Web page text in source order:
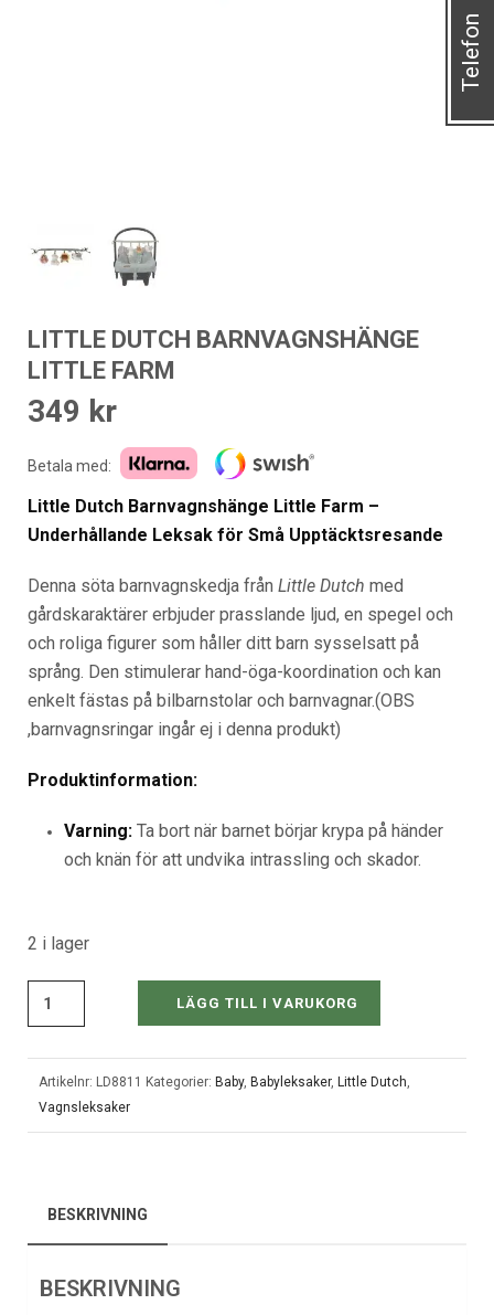
LITTLE DUTCH BARNVAGNSHÄNGE
LITTLE FARM
349 kr
Betala med:
Little Dutch Barnvagnshänge Little Farm –
Underhållande Leksak för Små Upptäcktsresande
Denna söta barnvagnskedja från Little Dutch med
gårdskaraktärer erbjuder prasslande ljud, en spegel och
och roliga figurer som håller ditt barn sysselsatt på
språng. Den stimulerar hand-öga-koordination och kan
enkelt fästas på bilbarnstolar och barnvagnar.(OBS
,barnvagnsringar ingår ej i denna produkt)
Produktinformation:
Varning:Ta bort när barnet börjar krypa på händer
och knän för att undvika intrassling och skador.
2 i lager
LÄGG TILL I VARUKORG
Artikelnr: LD8811 Kategorier: Baby, Babyleksaker, Little Dutch,
Vagnsleksaker
BESKRIVNING
BESKRIVNING
Telefon